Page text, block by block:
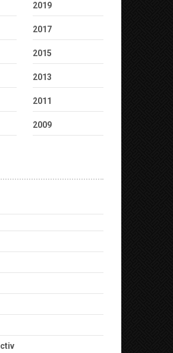
2019
2017
2015
2013
2011
2009